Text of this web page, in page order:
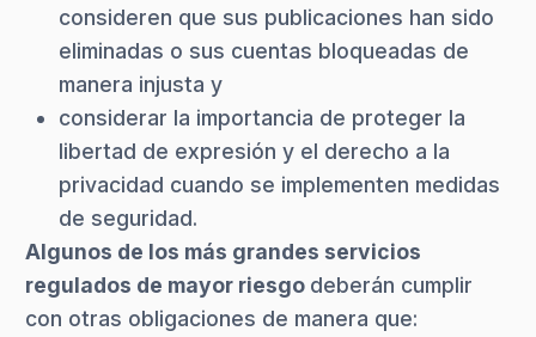
consideren que sus publicaciones han sido
eliminadas o sus cuentas bloqueadas de
manera injusta y
considerar la importancia de proteger la
libertad de expresión y el derecho a la
privacidad cuando se implementen medidas
de seguridad.
Algunos de los más grandes servicios
regulados de mayor riesgo deberán cumplir
con otras obligaciones de manera que: